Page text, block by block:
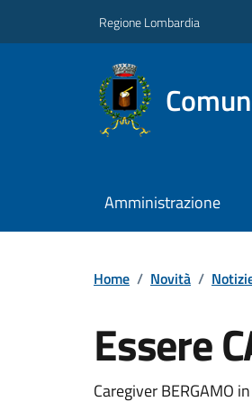
Regione Lombardia
Amministrazione
Home / Novità /
Essere
Caregiver BERGAMO